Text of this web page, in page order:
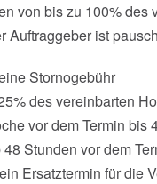
von bis zu 100%
Auftraggeber ist
Stornogebühr
des vereinbarten
vor dem Termin
Stunden vor dem
Ersatztermin für